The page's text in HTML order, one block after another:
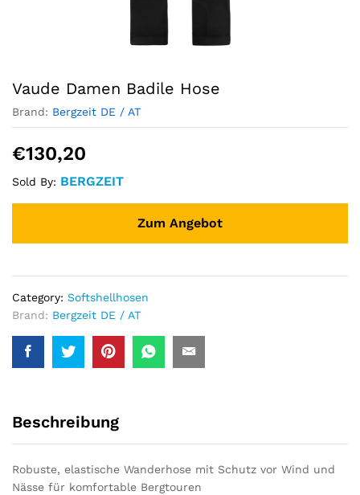
Vaude Damen Badile Hose
Brand: Bergzeit DE / AT
€130,20
Sold By: BERGZEIT
Zum Angebot
Category: Softshellhosen
Brand: Bergzeit DE / AT
Beschreibung
Robuste, elastische Wanderhose mit Schutz vor Wind und
Nässe für komfortable Bergtouren